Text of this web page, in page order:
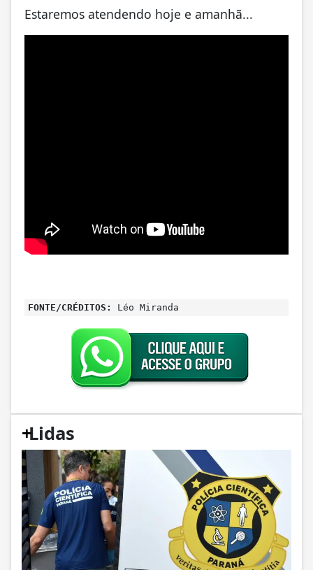
Estaremos atendendo hoje e amanhã...
FONTE/CRÉDITOS: Léo Miranda
+
Lidas